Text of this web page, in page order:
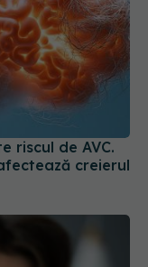
de AVC.
creierul